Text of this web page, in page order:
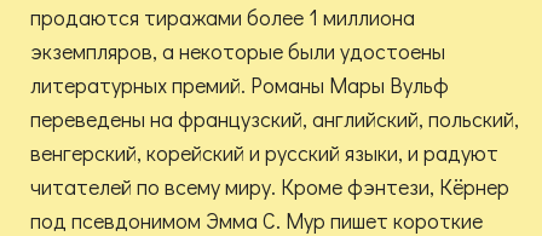
продаются тиражами более 1 миллиона
экземпляров, а некоторые были удостоены
литературных премий. Романы Мары Вульф
переведены на французский, английский, польский,
венгерский, корейский и русский языки, и радуют
читателей по всему миру. Кроме фэнтези, Кёрнер
под псевдонимом Эмма С. Мур пишет короткие